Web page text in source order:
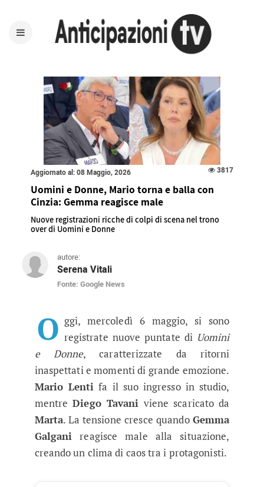
Aggiornato al: 08 Maggio, 2026 3817
Uomini e Donne, Mario torna e balla con
Cinzia: Gemma reagisce male
Nuove registrazioni ricche di colpi di scena nel trono
over di Uomini e Donne
autore:
Serena Vitali
Fonte: Google News
Uomini e Donne, Mario torna e
O ggi, mercoledì 6 maggio, si sono
registrate nuove puntate di Uomini
e Donne, caratterizzate da ritorni
inaspettati e momenti di grande emozione.
Mario Lenti fa il suo ingresso in studio,
mentreDiego Tavani viene scaricato da
Marta. La tensione cresce quando Gemma
Galgani reagisce male alla situazione,
creando un clima di caos tra i protagonisti.